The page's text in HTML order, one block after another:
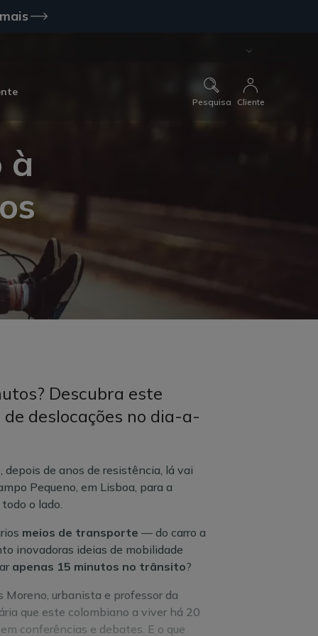
Pesquisa Cliente
à
Descubra este
deslocações no dia-a-
de anos de resistência, lá vai
Pequeno, em Lisboa, para a
o lado.
meios de transporte — do carro a
inovadoras ideias de mobilidade
apenas 15 minutos no trânsito?
urbanista e professor da
que este colombiano a viver há 20
conferências e debates. E o que